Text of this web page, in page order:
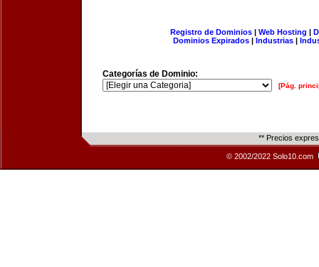
Registro de Dominios| Web Hosting |
Dominios Expirados | Industrias |
Categorías de Dominio:
[Pág.
** Precios
© 2002/2022 Solo10.com